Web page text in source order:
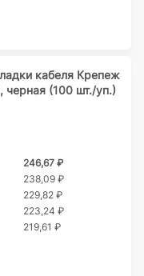
кабеля Крепеж
(100 шт./уп.)
246,67 ₽
238,09 ₽
229,82 ₽
223,24 ₽
219,61 ₽